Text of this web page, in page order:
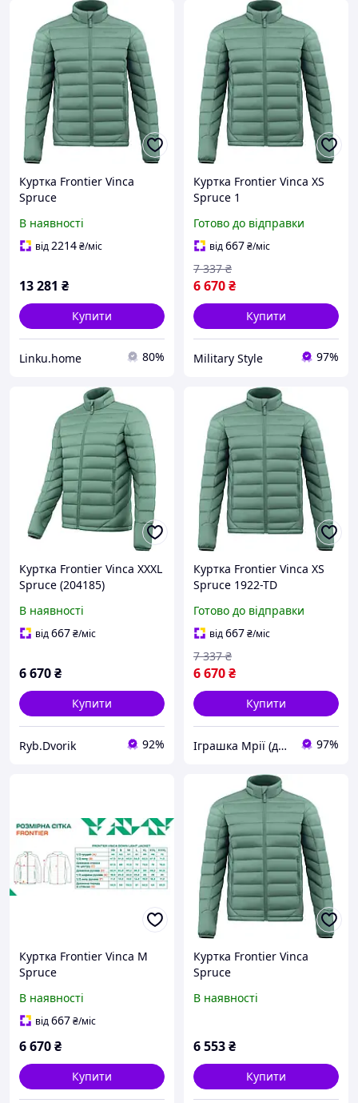
Куртка Frontier Vinca
Spruce
В наявності
від2214₴/міс
13 281 ₴
Купити
Linku.home 80%
Куртка Frontier Vinca XS
Spruce 1
Готово до відправки
від667₴/міс
6 670₴
7 337 ₴
Купити
Military Style 97%
Куртка Frontier Vinca XXXL
Spruce (204185)
В наявності
від667₴/міс
6 670₴
Купити
Ryb.Dvorik 92%
Куртка Frontier Vinca XS
Spruce 1922-TD
Готово до відправки
від667₴/міс
6 670₴
7 337 ₴
Купити
Іграшка Мрії (дитячі, авто, туризм) 97%
Куртка Frontier Vinca M
Spruce
В наявності
від667₴/міс
6 670₴
Купити
Куртка Frontier Vinca
Spruce
В наявності
6 553₴
Купити